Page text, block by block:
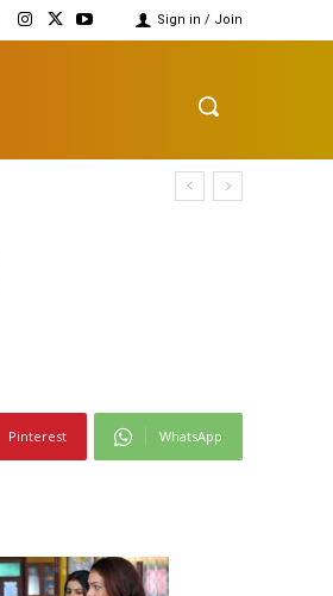
Sign in / Join
Pinterest WhatsApp